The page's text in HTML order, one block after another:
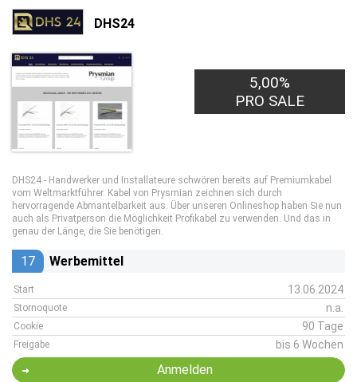
DHS24
5,00%
PRO SALE
DHS24 - Handwerker und Installateure schwören bereits auf Premiumkabel
vom Weltmarktführer. Kabel von Prysmian zeichnen sich durch
hervorragende Abmantelbarkeit aus. Über unseren Onlineshop haben Sie nun
auch als Privatperson die Möglichkeit Profikabel zu verwenden. Und das in
genau der Länge, die Sie benötigen.
17 Werbemittel
Start 13.06.2024
Stornoquote n.a.
Cookie 90 Tage
Freigabe bis 6 Wochen
Anmelden